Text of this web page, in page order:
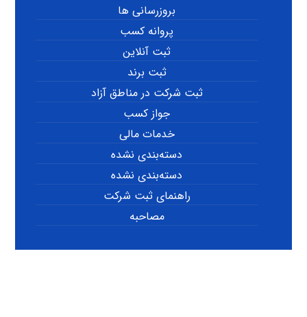
بروزرسانی ها
پروانه کسب
ثبت آنلاین
ثبت برند
ثبت شرکت در مناطق آزاد
جواز کسب
خدمات مالی
دسته‌بندی نشده
دسته‌بندی نشده
راهنمای ثبت شرکت
مصاحبه